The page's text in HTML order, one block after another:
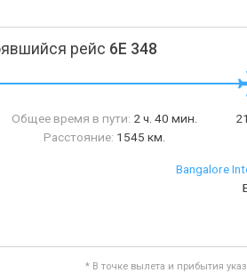
рейс 6E 348
Общее время в пути: 2 ч. 40 мин.
Расстояние: 1545 км.
Bangalore
* В точке вылета и прибытия